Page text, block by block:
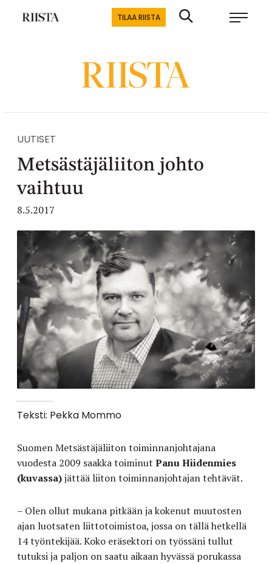
Siirry
Riistalehti.fi
TILAA RIISTA
UUTISET
Metsästäjäliiton johto
vaihtuu
8.5.2017
Teksti: Pekka Mommo
Suomen Metsästäjäliiton toiminnanjohtajana
vuodesta 2009 saakka toiminut Panu Hiidenmies
(kuvassa)jättää liiton toiminnanjohtajan tehtävät.
– Olen ollut mukana pitkään ja kokenut muutosten
ajan luotsaten liittotoimistoa, jossa on tällä hetkellä
14 työntekijää. Koko eräsektori on työssäni tullut
tutuksi ja paljon on saatu aikaan hyvässä porukassa